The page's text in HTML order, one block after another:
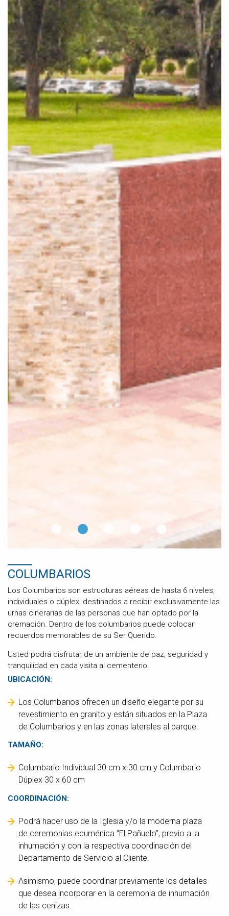
COLUMBARIOS
Los Columbarios son estructuras aéreas de hasta 6 niveles,
individuales o dúplex, destinados a recibir exclusivamente las
urnas cinerarias de las personas que han optado por la
cremación. Dentro de los columbarios puede colocar
recuerdos memorables de su Ser Querido.
Usted podrá disfrutar de un ambiente de paz, seguridad y
tranquilidad en cada visita al cementerio.
UBICACIÓN:
Los Columbarios ofrecen un diseño elegante por su
revestimiento en granito y están situados en la Plaza
de Columbarios y en las zonas laterales al parque.
TAMAÑO:
Columbario Individual 30 cm x 30 cm y Columbario
Dúplex 30 x 60 cm
COORDINACIÓN:
Podrá hacer uso de la Iglesia y/o la moderna plaza
de ceremonias ecuménica “El Pañuelo”, previo a la
inhumación y con la respectiva coordinación del
Departamento de Servicio al Cliente.
Asimismo, puede coordinar previamente los detalles
que desea incorporar en la ceremonia de inhumación
de las cenizas.